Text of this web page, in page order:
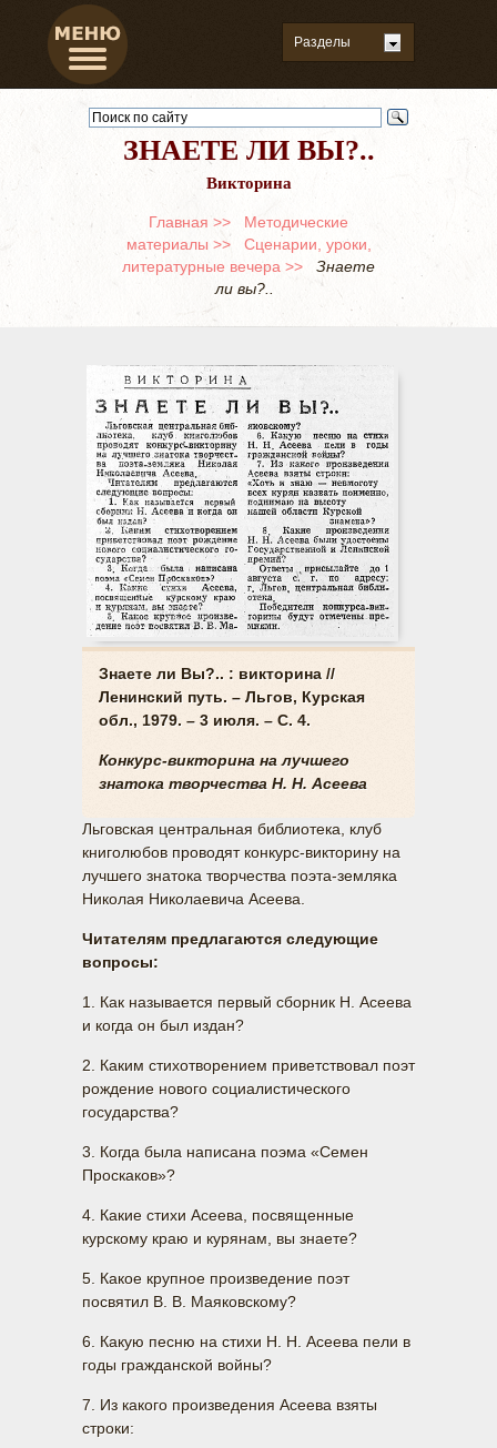
ЗНАЕТЕ ЛИ ВЫ?..
Викторина
Главная >>
Методические
материалы >>
Сценарии, уроки,
литературные вечера >>
Знаете
ли вы?..
Знаете ли Вы?.. : викторина //
Ленинский путь. – Льгов, Курская
обл., 1979. – 3 июля. – С. 4.
Конкурс-викторина на лучшего
знатока творчества Н. Н. Асеева
Льговская центральная библиотека, клуб
книголюбов проводят конкурс-викторину на
лучшего знатока творчества поэта-земляка
Николая Николаевича Асеева.
Читателям предлагаются следующие
вопросы:
1. Как называется первый сборник Н. Асеева
и когда он был издан?
2. Каким стихотворением приветствовал поэт
рождение нового социалистического
государства?
3. Когда была написана поэма «Семен
Проскаков»?
4. Какие стихи Асеева, посвященные
курскому краю и курянам, вы знаете?
5. Какое крупное произведение поэт
посвятил В. В. Маяковскому?
6. Какую песню на стихи Н. Н. Асеева пели в
годы гражданской войны?
7. Из какого произведения Асеева взяты
строки: